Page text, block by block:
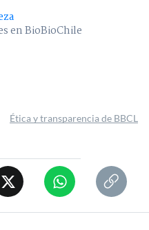
en BioBioChile
Ética y transparencia de BBCL